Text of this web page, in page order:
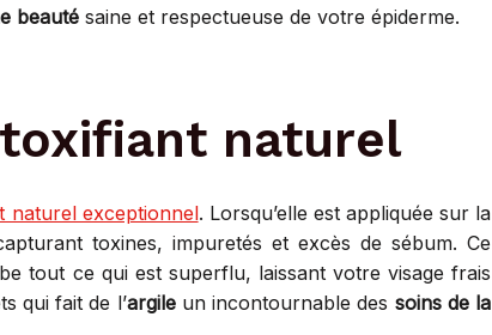
beauté saine et respectueuse de votre épiderme.
naturel
naturel exceptionnel. Lorsqu’elle est appliquée sur la
toxines, impuretés et excès de sébum. Ce
tout ce qui est superflu, laissant votre visage frais
qui fait de l’argileun incontournable des soins de la